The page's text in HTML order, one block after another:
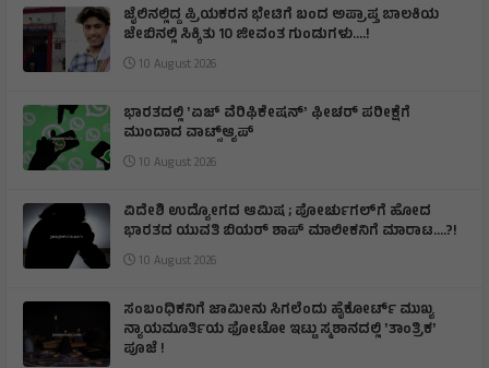
ಜೈಲಿನಲ್ಲಿದ್ದ ಪ್ರಿಯಕರನ ಭೇಟಿಗೆ ಬಂದ ಅಪ್ರಾಪ್ತ ಬಾಲಕಿಯ
ಜೇಬಿನಲ್ಲಿ ಸಿಕ್ಕಿತು 10 ಜೀವಂತ ಗುಂಡುಗಳು….!
10 August 2026
ಭಾರತದಲ್ಲಿ ʼಏಜ್ ವೆರಿಫಿಕೇಷನ್ʼ ಫೀಚರ್‌ ಪರೀಕ್ಷೆಗೆ
ಮುಂದಾದ ವಾಟ್ಸ್ಆ್ಯಪ್‌
10 August 2026
ವಿದೇಶಿ ಉದ್ಯೋಗದ ಆಮಿಷ ; ಪೋರ್ಚುಗಲ್‌ಗೆ ಹೋದ
ಭಾರತದ ಯುವತಿ ಬಿಯರ್ ಶಾಪ್‌ ಮಾಲೀಕನಿಗೆ ಮಾರಾಟ….?!
10 August 2026
ಸಂಬಂಧಿಕನಿಗೆ ಜಾಮೀನು ಸಿಗಲೆಂದು ಹೈಕೋರ್ಟ್ ಮುಖ್ಯ
ನ್ಯಾಯಮೂರ್ತಿಯ ಫೋಟೋ ಇಟ್ಟು ಸ್ಮಶಾನದಲ್ಲಿ ʼತಾಂತ್ರಿಕʼ
ಪೂಜೆ !